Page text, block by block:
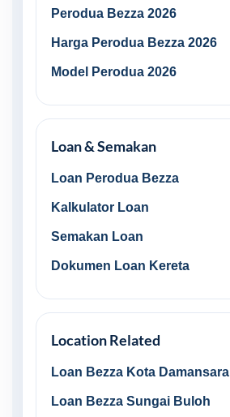
Perodua Bezza 2026
Harga Perodua Bezza 2026
Model Perodua 2026
Loan & Semakan
Loan Perodua Bezza
Kalkulator Loan
Semakan Loan
Dokumen Loan Kereta
Location Related
Loan Bezza Kota Damansara
Loan Bezza Sungai Buloh